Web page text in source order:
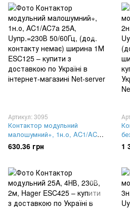
Артикул: 3095
Контактор модульний
малошумний+, 1н.о, AC1/AC7a
25A, Uупр.=230В 50/60Гц, (дод.
контакту немає) ширина 1М
630.36 грн 1